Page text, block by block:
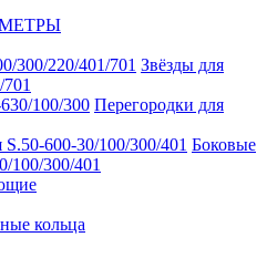
Звёзды для
Перегородки для
Боковые
100/300/401
кольца